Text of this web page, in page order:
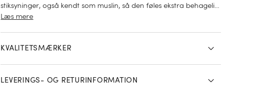
stiksyninger, også kendt som muslin, så den føles ekstra behagelig
og luksuriøs. Gør denne sovemaske til din nye sengekammerat, og
Læs mere
KVALITETSMÆRKER
LEVERINGS- OG RETURINFORMATION